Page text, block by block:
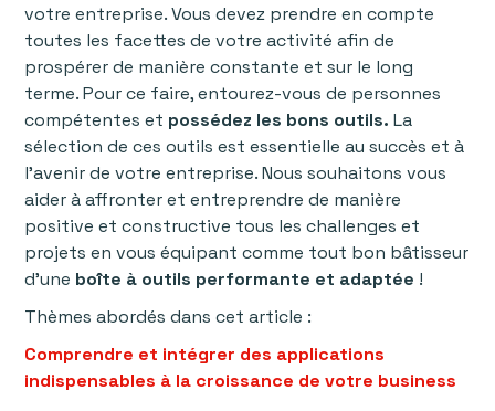
votre entreprise. Vous devez prendre en compte
toutes les facettes de votre activité afin de
prospérer de manière constante et sur le long
terme. Pour ce faire, entourez-vous de personnes
compétentes et possédez les bons outils. La
sélection de ces outils est essentielle au succès et à
l'avenir de votre entreprise. Nous souhaitons vous
aider à affronter et entreprendre de manière
positive et constructive tous les challenges et
projets en vous équipant comme tout bon bâtisseur
d’une boîte à outils performante et adaptée !
Thèmes abordés dans cet article :
Comprendre et intégrer des applications
indispensables à la croissance de votre business